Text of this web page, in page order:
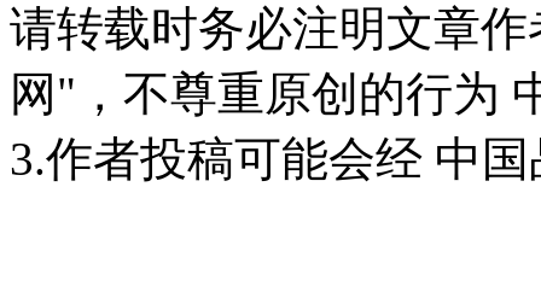
请转载时务必注明文章
网"，不尊重原创的行为
3.作者投稿可能会经 中